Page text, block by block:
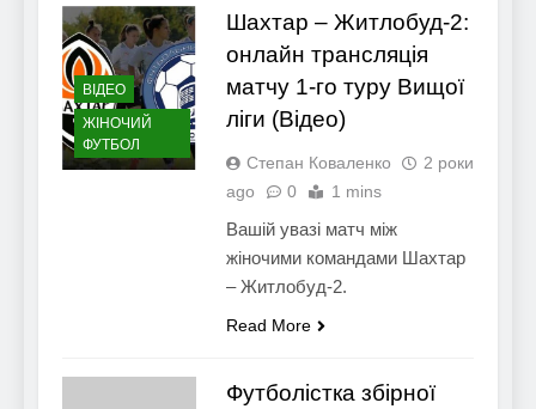
ВІДЕО
ЖІНОЧИЙ
ФУТБОЛ
Шахтар – Житлобуд-2:
онлайн трансляція
матчу 1-го туру Вищої
ліги (Відео)
Степан Коваленко
2 роки
ago
0 1 mins
Вашій увазі матч між
жіночими командами Шахтар
– Житлобуд-2.
Read More
Футболістка збірної